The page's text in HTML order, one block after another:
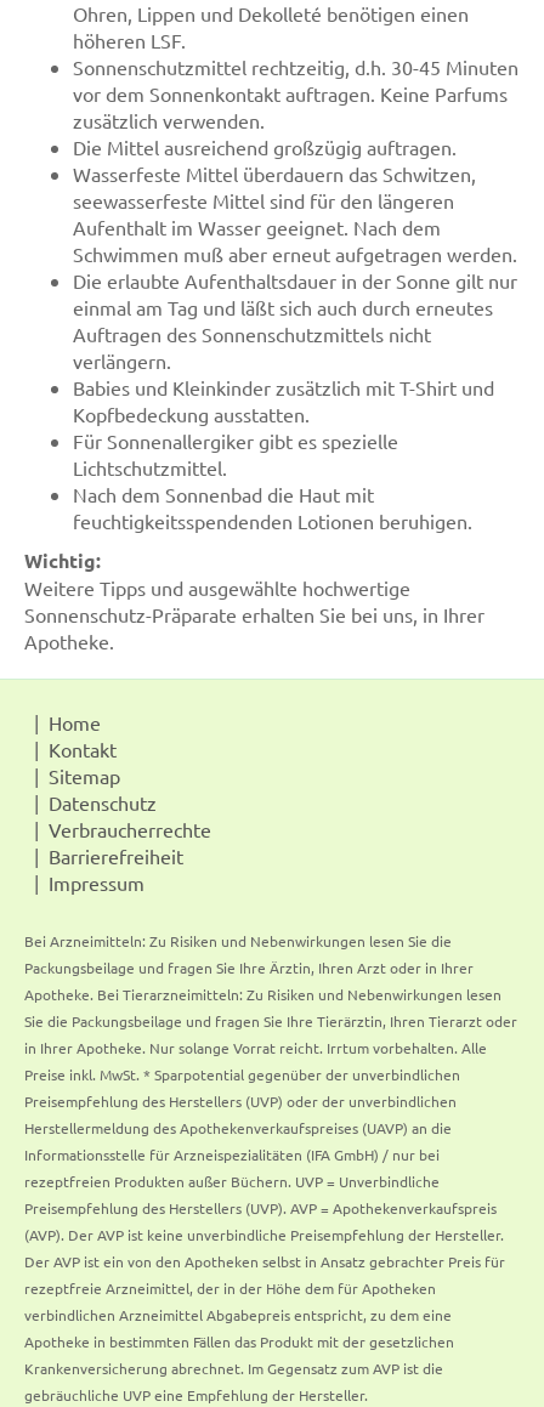
Ohren, Lippen und Dekolleté benötigen einen
höheren LSF.
Sonnenschutzmittel rechtzeitig, d.h. 30-45 Minuten
vor dem Sonnenkontakt auftragen. Keine Parfums
zusätzlich verwenden.
Die Mittel ausreichend großzügig auftragen.
Wasserfeste Mittel überdauern das Schwitzen,
seewasserfeste Mittel sind für den längeren
Aufenthalt im Wasser geeignet. Nach dem
Schwimmen muß aber erneut aufgetragen werden.
Die erlaubte Aufenthaltsdauer in der Sonne gilt nur
einmal am Tag und läßt sich auch durch erneutes
Auftragen des Sonnenschutzmittels nicht
verlängern.
Babies und Kleinkinder zusätzlich mit T-Shirt und
Kopfbedeckung ausstatten.
Für Sonnenallergiker gibt es spezielle
Lichtschutzmittel.
Nach dem Sonnenbad die Haut mit
feuchtigkeitsspendenden Lotionen beruhigen.
Wichtig:
Weitere Tipps und ausgewählte hochwertige
Sonnenschutz-Präparate erhalten Sie bei uns, in Ihrer
Apotheke.
Home
Kontakt
Sitemap
Datenschutz
Verbraucherrechte
Barrierefreiheit
Impressum
Bei Arzneimitteln: Zu Risiken und Nebenwirkungen lesen Sie die
Packungsbeilage und fragen Sie Ihre Ärztin, Ihren Arzt oder in Ihrer
Apotheke. Bei Tierarzneimitteln: Zu Risiken und Nebenwirkungen lesen
Sie die Packungsbeilage und fragen Sie Ihre Tierärztin, Ihren Tierarzt oder
in Ihrer Apotheke. Nur solange Vorrat reicht. Irrtum vorbehalten. Alle
Preise inkl. MwSt. * Sparpotential gegenüber der unverbindlichen
Preisempfehlung des Herstellers (UVP) oder der unverbindlichen
Herstellermeldung des Apothekenverkaufspreises (UAVP) an die
Informationsstelle für Arzneispezialitäten (IFA GmbH) / nur bei
rezeptfreien Produkten außer Büchern. UVP = Unverbindliche
Preisempfehlung des Herstellers (UVP). AVP = Apothekenverkaufspreis
(AVP). Der AVP ist keine unverbindliche Preisempfehlung der Hersteller.
Der AVP ist ein von den Apotheken selbst in Ansatz gebrachter Preis für
rezeptfreie Arzneimittel, der in der Höhe dem für Apotheken
verbindlichen Arzneimittel Abgabepreis entspricht, zu dem eine
Apotheke in bestimmten Fällen das Produkt mit der gesetzlichen
Krankenversicherung abrechnet. Im Gegensatz zum AVP ist die
gebräuchliche UVP eine Empfehlung der Hersteller.